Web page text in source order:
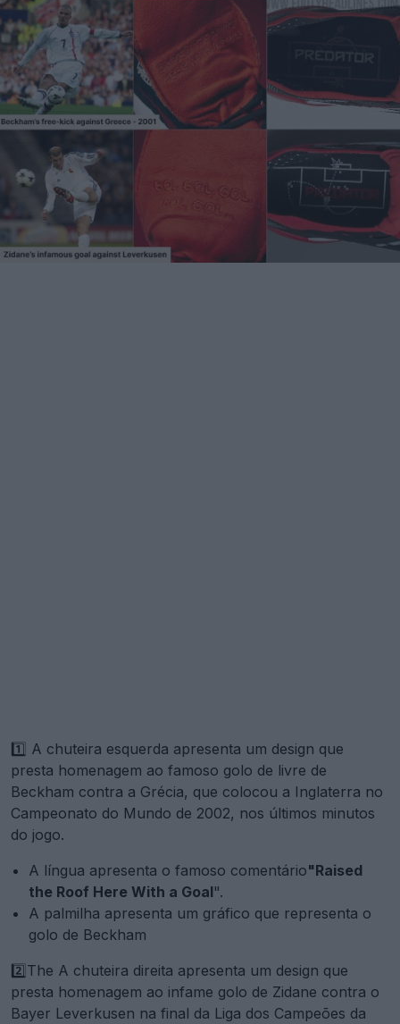
1️⃣ A chuteira esquerda apresenta um design que
presta homenagem ao famoso golo de livre de
Beckham contra a Grécia, que colocou a Inglaterra no
Campeonato do Mundo de 2002, nos últimos minutos
do jogo.
A língua apresenta o famoso comentário"Raised
the Roof Here With a Goal".
A palmilha apresenta um gráfico que representa o
golo de Beckham
2️⃣The A chuteira direita apresenta um design que
presta homenagem ao infame golo de Zidane contra o
Bayer Leverkusen na final da Liga dos Campeões da